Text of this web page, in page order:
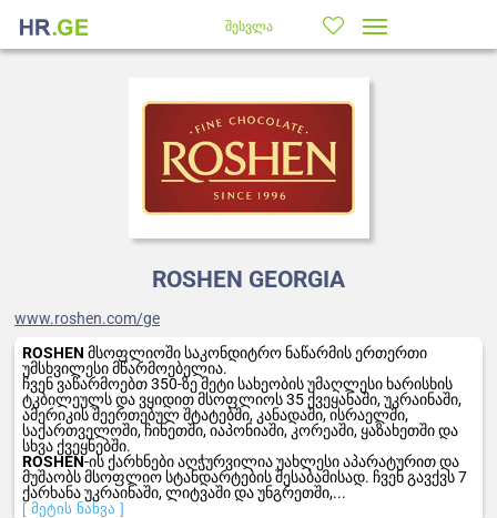
შესვლა
ROSHEN GEORGIA
www.roshen.com/ge
ROSHENმსოფლიოში საკონდიტრო ნაწარმის ერთერთი
უმსხვილესი მწარმოებელია.
ჩვენ ვაწარმოებთ 350-ზე მეტი სახეობის უმაღლესი ხარისხის
ტკბილეულს და ვყიდით მსოფლიოს 35 ქვეყანაში, უკრაინაში,
ამერიკის შეერთებულ შტატებში, კანადაში, ისრაელში,
საქართველოში, ჩინეთში, იაპონიაში, კორეაში, ყაზახეთში და
სხვა ქვეყნებში.
ROSHEN-ის ქარხნები აღჭურვილია უახლესი აპარატურით და
მუშაობს მსოფლიო სტანდარტების შესაბამისად. ჩვენ გავქვს 7
ქარხანა უკრაინაში, ლიტვაში და უნგრეთში,...
[ მეტის ნახვა ]